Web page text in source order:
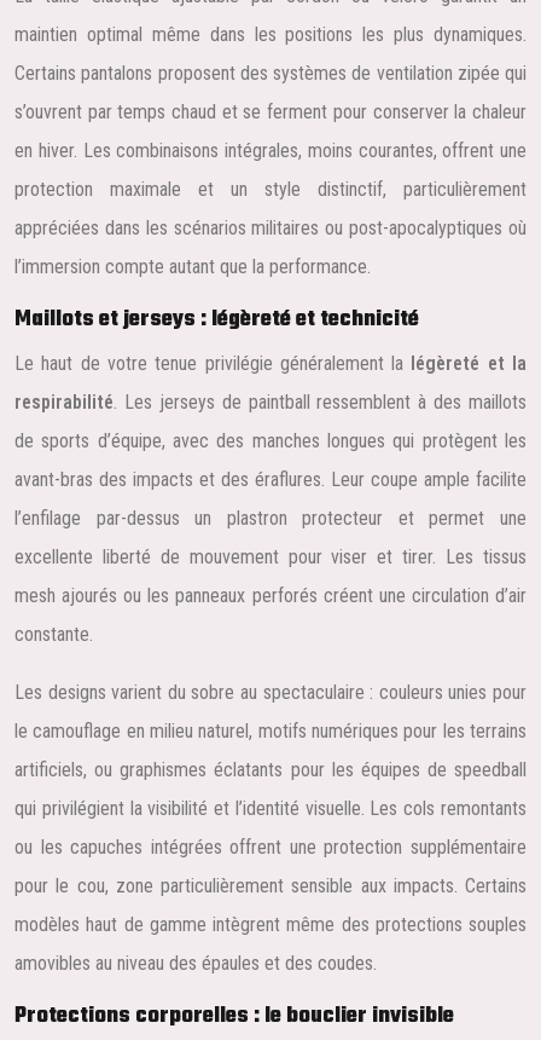
maintien optimal même dans les positions les plus dynamiques.
Certains pantalons proposent des systèmes de ventilation zipée qui
s’ouvrent par temps chaud et se ferment pour conserver la chaleur
en hiver. Les combinaisons intégrales, moins courantes, offrent une
protection maximale et un style distinctif, particulièrement
appréciées dans les scénarios militaires ou post-apocalyptiques où
l’immersion compte autant que la performance.
Maillots et jerseys : légèreté et technicité
Le haut de votre tenue privilégie généralement la légèreté et la
respirabilité. Les jerseys de paintball ressemblent à des maillots
de sports d’équipe, avec des manches longues qui protègent les
avant-bras des impacts et des éraflures. Leur coupe ample facilite
l’enfilage par-dessus un plastron protecteur et permet une
excellente liberté de mouvement pour viser et tirer. Les tissus
mesh ajourés ou les panneaux perforés créent une circulation d’air
constante.
Les designs varient du sobre au spectaculaire : couleurs unies pour
le camouflage en milieu naturel, motifs numériques pour les terrains
artificiels, ou graphismes éclatants pour les équipes de speedball
qui privilégient la visibilité et l’identité visuelle. Les cols remontants
ou les capuches intégrées offrent une protection supplémentaire
pour le cou, zone particulièrement sensible aux impacts. Certains
modèles haut de gamme intègrent même des protections souples
amovibles au niveau des épaules et des coudes.
Protections corporelles : le bouclier invisible